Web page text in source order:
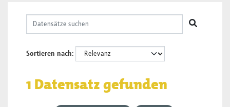
Sortieren nach
1 Datensatz gefunden